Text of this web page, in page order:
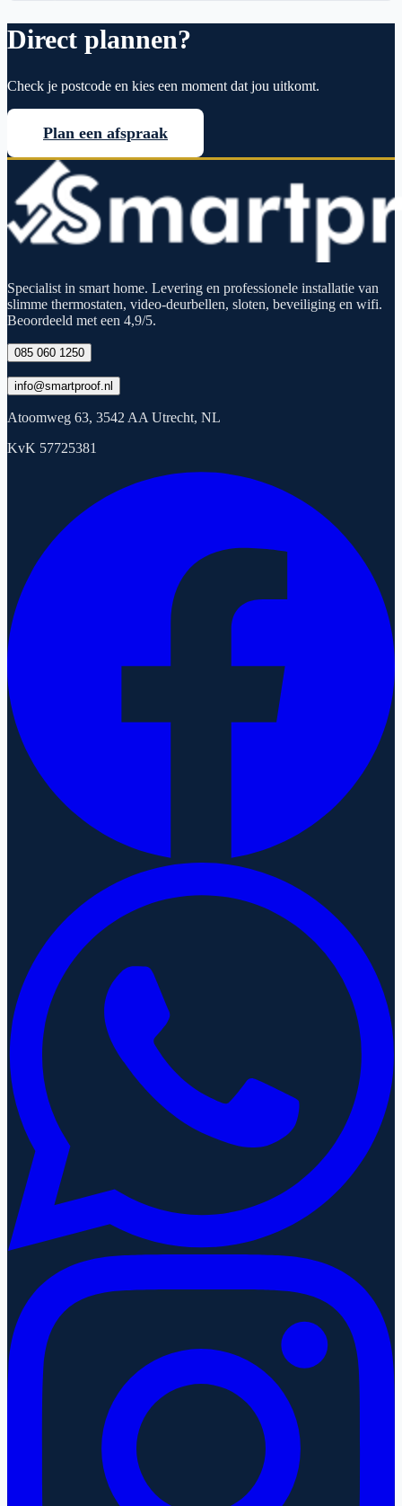
Direct plannen?
Check je postcode en kies een moment dat jou uitkomt.
Plan een afspraak
Specialist in smart home. Levering en professionele installatie van
slimme thermostaten, video-deurbellen, sloten, beveiliging en wifi.
Beoordeeld met een 4,9/5.
085 060 1250
info@smartproof.nl
Atoomweg 63, 3542 AA Utrecht, NL
KvK 57725381